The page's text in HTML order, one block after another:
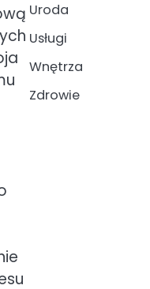
Uroda
Usługi
Wnętrza
Zdrowie